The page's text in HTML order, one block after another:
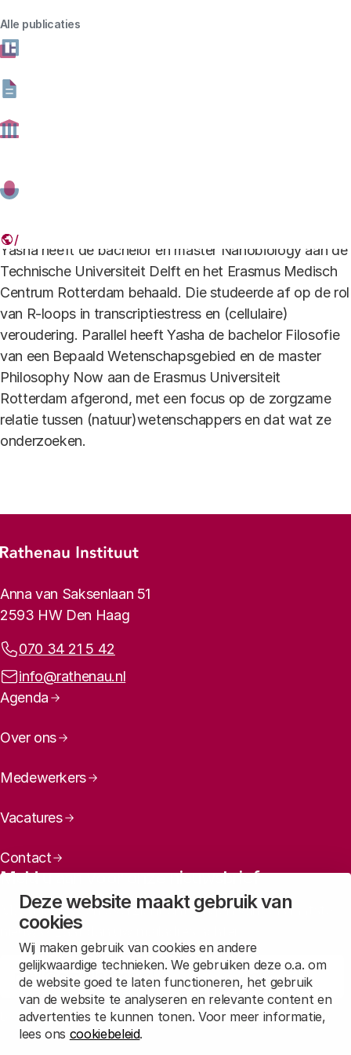
Deze website maakt gebruik van
cookies
Wij maken gebruik van cookies en andere
gelijkwaardige technieken. We gebruiken deze o.a. om
de website goed te laten functioneren, het gebruik
van de website te analyseren en relevante content en
advertenties te kunnen tonen. Voor meer informatie,
lees ons cookiebeleid.
Alle publicaties
Opleiding en loopbaan
Yasha heeft de bachelor en master Nanobiology aan de
Technische Universiteit Delft en het Erasmus Medisch
Centrum Rotterdam behaald. Die studeerde af op de rol
van R-loops in transcriptiestress en (cellulaire)
veroudering. Parallel heeft Yasha de bachelor Filosofie
van een Bepaald Wetenschapsgebied en de master
Philosophy Now aan de Erasmus Universiteit
Rotterdam afgerond, met een focus op de zorgzame
relatie tussen (natuur)wetenschappers en dat wat ze
onderzoeken.
Footer-menu
Rathenau logo, naar de homepage
Contactinformatie
Anna van Saksenlaan 51
2593 HW Den Haag
Telefoonnummer:
070 34 21 5 42
E-mailadres:
info@rathenau.nl
Paginanavigatie
Agenda
Over ons
Medewerkers
Vacatures
Contact
Meld u aan voor onze nieuwsbrief
Maandelijks een overzicht ontvangen van ons laatste
nieuws? Laat dan uw mailadres achter.
Aanmelden
Lees inonze privacyverklaringhoe wij deze gegevens verwerken.